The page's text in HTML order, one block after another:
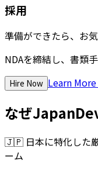
採用
準備ができたら、お
NDAを締結し、書類
Hire Now Learn
なぜ
🇯🇵 日本に特化した
ーム